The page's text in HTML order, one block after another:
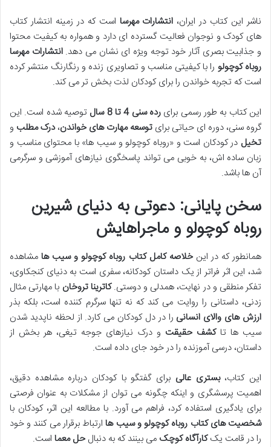
ناشر این کتاب در ایران، انتشارات مهرسا است که در زمینه انتشار کتاب
های کودک و نوجوان فعالیت گسترده ای دارد و همواره به کیفیت محتوا
و جذابیت بصری آثار خود توجه ویژه ای نشان می دهد.انتشارات مهرسا
روباه کوچولو را با کیفیتی مناسب و تصاویری زنده و رنگارنگ منتشر کرده
است که تجربه خواندن را برای کودکان لذت بخش تر می کند.
این کتاب به طور رسمی برای رده سنی 4 تا 8 سال
توصیه شده است. این
گروه سنی، دوره ای حیاتی برای توسعه مهارت های خواندن،درک مطلب و
تخیل در کودکان است و «روباه کوچولو و سیب ها» با محتوای مناسب و
زبان ساده اش، به خوبی می تواند پاسخگوی نیازهای آموزشی و سرگرمی
آن ها باشد.
سخن پایانی: دعوتی به دنیای شیرین
روباه کوچولو و ماجراهایش
همانطور که در اینخلاصه کامل کتاب روباه کوچولو و سیب هامشاهده
شد، این اثر فراتر از یک داستان کودکانه، سفری است به دنیای کنجکاوی،
تفکر منطقی و در نهایت، همدلی و دوستی.کاترینا تروخان با مهارتی مثال
زدنی، داستانی را روایت می کند که نه تنها سرگرم کننده است، بلکه بذر
ارزش های والای انسانی را در دل کودکان می کارد. از لحظه ناپدید شدن
سیب ها تاکشف حقیقت و درک نیازهای جوجه تیغی، هر بخش از
داستان، درسی آموزنده را در خود جای داده است.
این کتاب،بستری عالی برای گفتگو با کودکان درباره مشاهده دقیق،
اهمیت پرسشگری و اینکه چگونه می توان از مشکلات به عنوان فرصتی
برای یادگیری استفاده کرد، فراهم می آورد. با مطالعه این اثر، کودکان با
شخصیت های کتاب روباه کوچولو و سیب هاارتباط برقرار می کنند و خود
را در قامت یککارآگاه کوچک می بینند که به دنبالحل معما است.